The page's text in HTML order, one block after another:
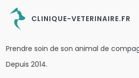
CLINIQUE-VETERINAIRE.FR
Prendre soin de son animal de
Depuis 2014.